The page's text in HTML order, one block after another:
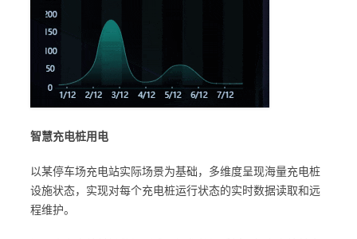
智慧充电桩用电
以某停车场充电站实际场景为基础，多维度呈现海量充电桩
设施状态，实现对每个充电桩运行状态的实时数据读取和远
程维护。